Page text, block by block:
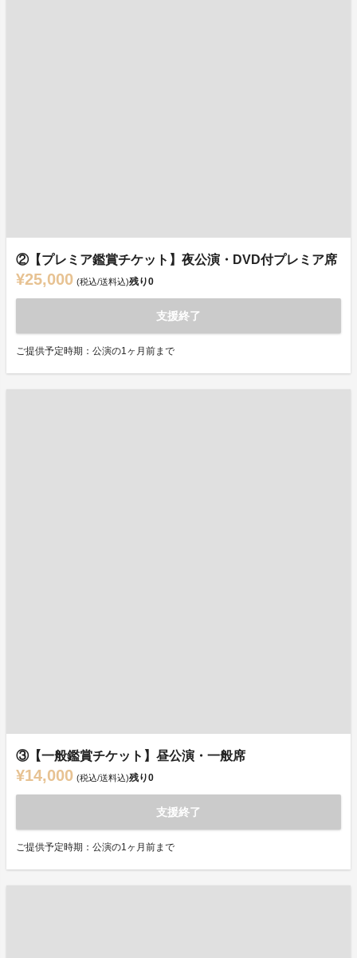
②【プレミア鑑賞チケット】夜公演・DVD付プレミア席
¥25,000 (税込/送料込)残り0
支援終了
ご提供予定時期：公演の1ヶ月前まで
③【一般鑑賞チケット】昼公演・一般席
¥14,000 (税込/送料込)残り0
支援終了
ご提供予定時期：公演の1ヶ月前まで